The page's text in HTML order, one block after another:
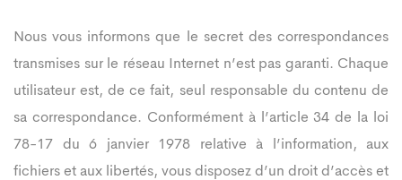
Nous vous informons que le secret des correspondances
transmises sur le réseau Internet n’est pas garanti. Chaque
utilisateur est, de ce fait, seul responsable du contenu de
sa correspondance. Conformément à l’article 34 de la loi
78-17 du 6 janvier 1978 relative à l’information, aux
fichiers et aux libertés, vous disposez d’un droit d’accès et